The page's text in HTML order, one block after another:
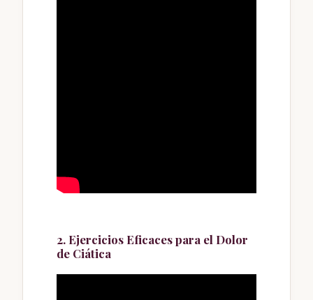
2. Ejercicios Eficaces para el Dolor
de Ciática